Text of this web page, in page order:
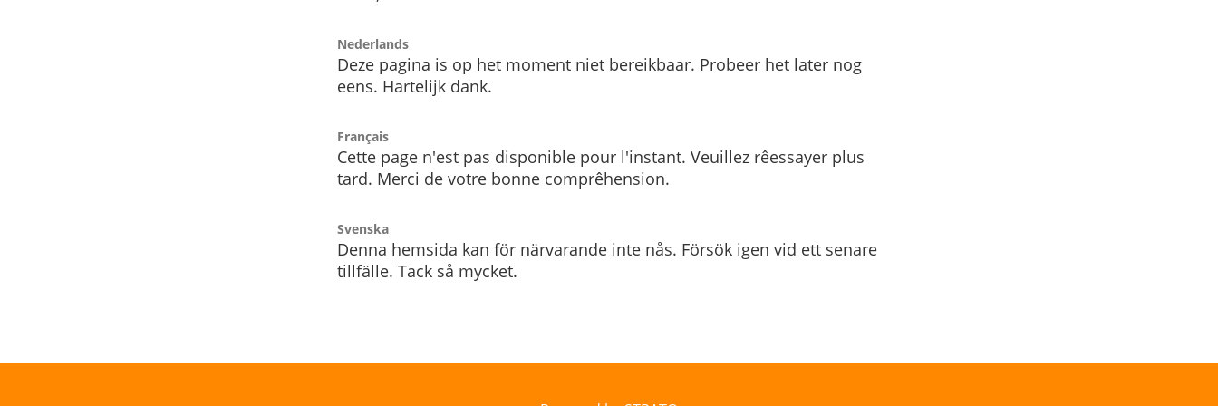
Nederlands
Deze pagina is op het moment niet bereikbaar. Probeer het later nog
eens. Hartelijk dank.
Français
Cette page n'est pas disponible pour l'instant. Veuillez rêessayer plus
tard. Merci de votre bonne comprêhension.
Svenska
Denna hemsida kan för närvarande inte nås. Försök igen vid ett senare
tillfälle. Tack så mycket.